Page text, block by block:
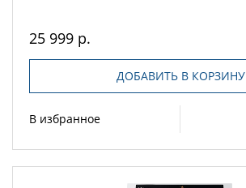
25 999 р.
ДОБАВИТЬ В КОРЗИНУ
В избранное